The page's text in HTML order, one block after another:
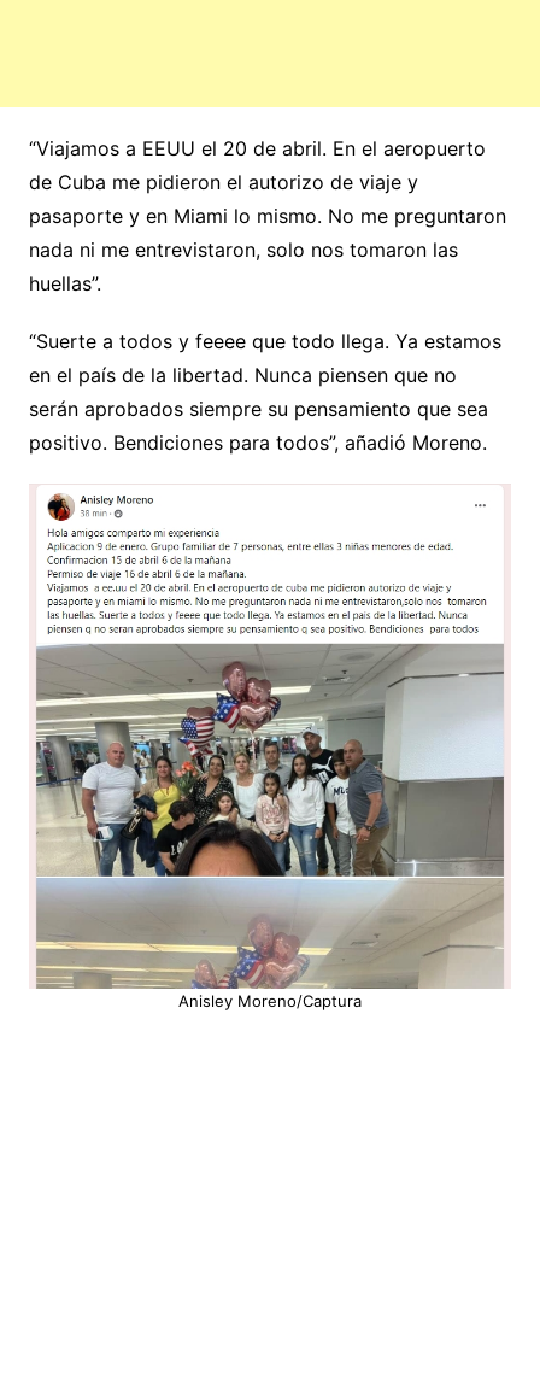
“Viajamos a EEUU el 20 de abril. En el aeropuerto
de Cuba me pidieron el autorizo de viaje y
pasaporte y en Miami lo mismo. No me preguntaron
nada ni me entrevistaron, solo nos tomaron las
huellas”.
“Suerte a todos y feeee que todo llega. Ya estamos
en el país de la libertad. Nunca piensen que no
serán aprobados siempre su pensamiento que sea
positivo. Bendiciones para todos”, añadió Moreno.
Anisley Moreno/Captura